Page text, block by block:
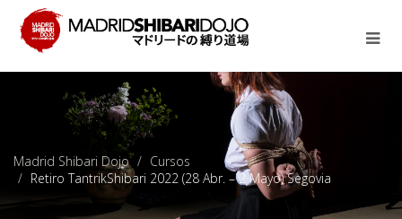
Madrid Shibari Dojo
Cursos
Retiro TantrikShibari 2022 (28 Abr. – 2 Mayo) Segovia